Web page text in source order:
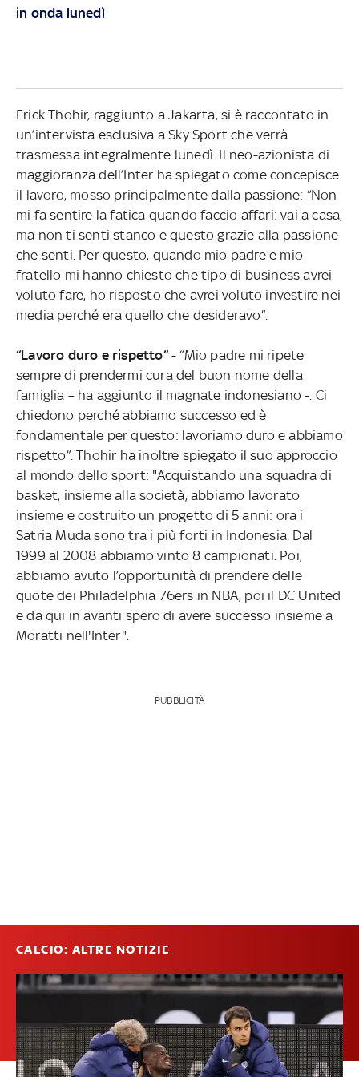
in onda lunedì
Erick Thohir, raggiunto a Jakarta, si è raccontato in
un’intervista esclusiva a Sky Sport che verrà
trasmessa integralmente lunedì. Il neo-azionista di
maggioranza dell’Inter ha spiegato come concepisce
il lavoro, mosso principalmente dalla passione: “Non
mi fa sentire la fatica quando faccio affari: vai a casa,
ma non ti senti stanco e questo grazie alla passione
che senti. Per questo, quando mio padre e mio
fratello mi hanno chiesto che tipo di business avrei
voluto fare, ho risposto che avrei voluto investire nei
media perché era quello che desideravo”.
“Lavoro duro e rispetto” - “Mio padre mi ripete
sempre di prendermi cura del buon nome della
famiglia – ha aggiunto il magnate indonesiano -. Ci
chiedono perché abbiamo successo ed è
fondamentale per questo: lavoriamo duro e abbiamo
rispetto”. Thohir ha inoltre spiegato il suo approccio
al mondo dello sport: "Acquistando una squadra di
basket, insieme alla società, abbiamo lavorato
insieme e costruito un progetto di 5 anni: ora i
Satria Muda sono tra i più forti in Indonesia. Dal
1999 al 2008 abbiamo vinto 8 campionati. Poi,
abbiamo avuto l’opportunità di prendere delle
quote dei Philadelphia 76ers in NBA, poi il DC United
e da qui in avanti spero di avere successo insieme a
Moratti nell'Inter".
PUBBLICITÀ
CALCIO: ALTRE NOTIZIE